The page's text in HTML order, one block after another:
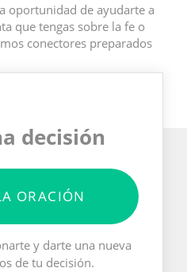
oportunidad de ayudarte a
que tengas sobre la fe o
conectores preparados
decisión
ORACIÓN
y darte una nueva
de tu decisión.